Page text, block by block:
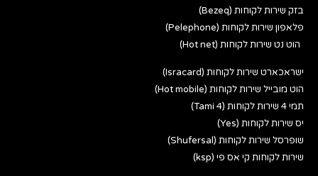
בזק שירות לקוחות (Bezeq)
פלאפון שירות לקוחות (Pelephone)
הוט נט שירות לקוחות (Hot net)
ישראכארט שירות לקוחות (Isracard)
הוט מובייל שירות לקוחות (Hot mobile)
תמי 4 שירות לקוחות (Tami 4)
יס שירות לקוחות (Yes)
שופרסל שירות לקוחות (Shufersal)
שירות לקוחות קי אס פי (ksp)